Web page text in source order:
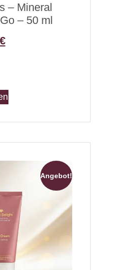
– Mineral
– 50 ml
€
Angebot!